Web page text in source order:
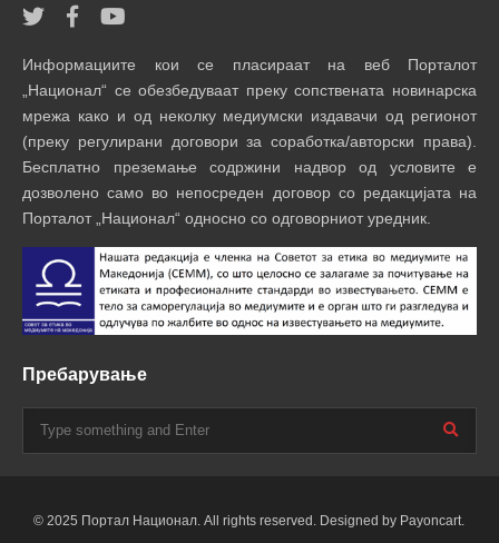
Информациите кои се пласираат на веб Порталот
„Национал“ се обезбедуваат преку сопствената новинарска
мрежа како и од неколку медиумски издавачи од регионот
(преку регулирани договори за соработка/авторски права).
Бесплатно преземање содржини надвор од условите е
дозволено само во непосреден договор со редакцијата на
Порталот „Национал“ односно со одговорниот уредник.
Пребарување
© 2025 Портал Национал. All rights reserved. Designed by Payoncart.